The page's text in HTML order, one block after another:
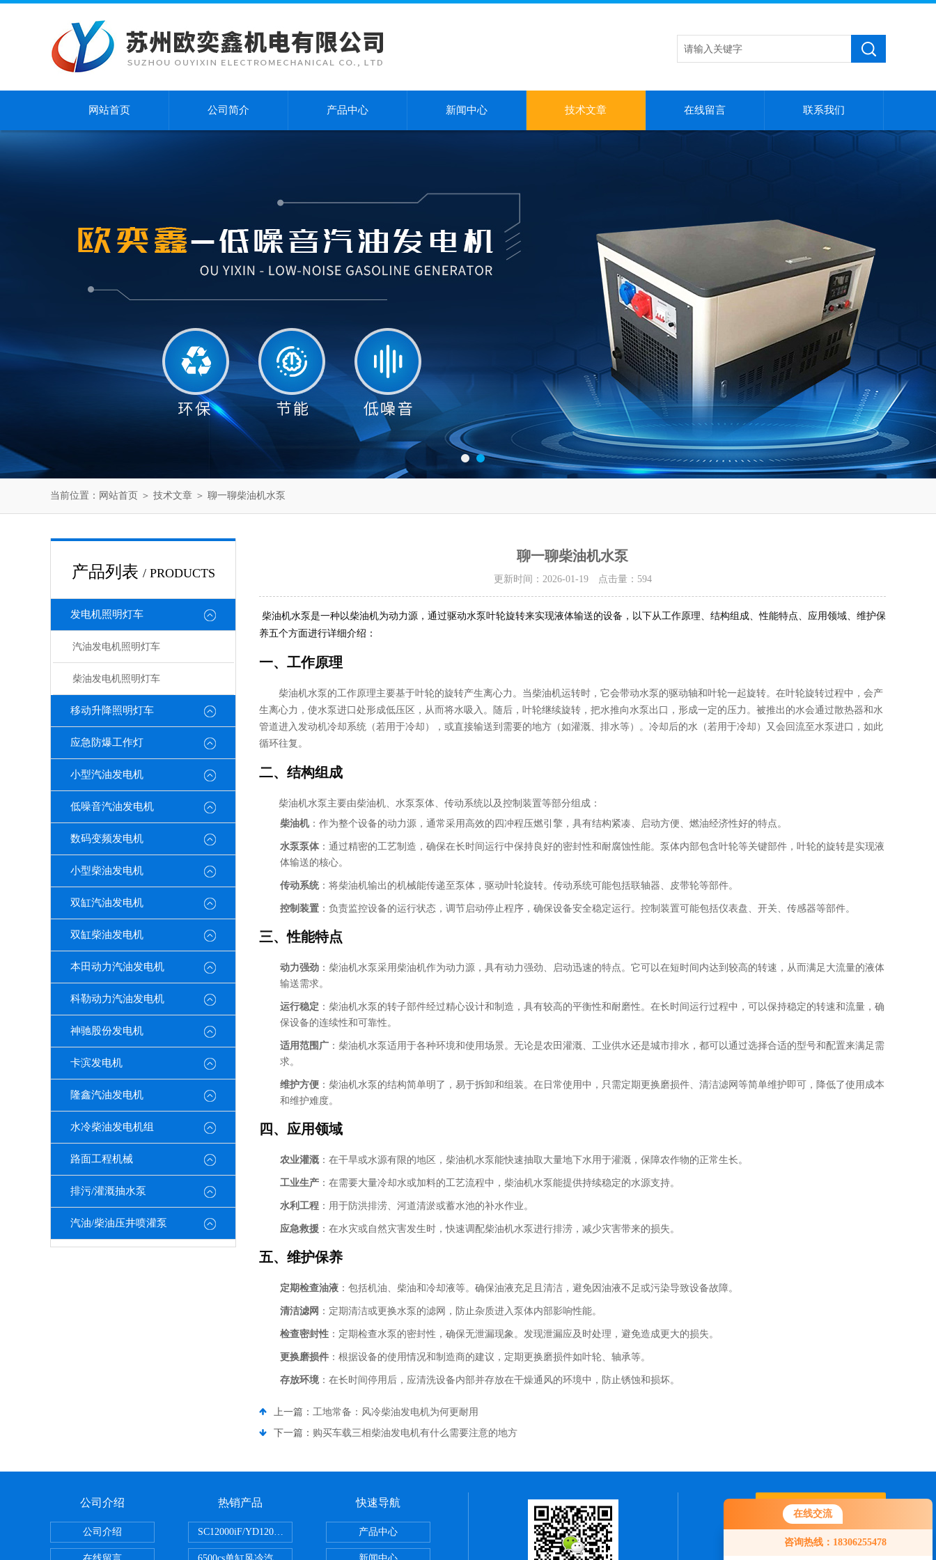
在线交流
咨询热线：18306255478
网站首页 公司简介 产品中心 新闻中心 技术文章 在线留言 联系我们
当前位置： 网站首页 ＞ 技术文章 ＞ 聊一聊柴油机水泵
产品列表 / PRODUCTS
发电机照明灯车
汽油发电机照明灯车
柴油发电机照明灯车
移动升降照明灯车
应急防爆工作灯
小型汽油发电机
低噪音汽油发电机
数码变频发电机
小型柴油发电机
双缸汽油发电机
双缸柴油发电机
本田动力汽油发电机
科勒动力汽油发电机
神驰股份发电机
卡滨发电机
隆鑫汽油发电机
水冷柴油发电机组
路面工程机械
排污/灌溉抽水泵
汽油/柴油压井喷灌泵
聊一聊柴油机水泵
更新时间：2026-01-19 点击量： 594
柴油机水泵是一种以柴油机为动力源，通过驱动水泵叶轮旋转来实现液体输送的设备，以下从工作原理、结构组成、性能特点、应用领域、维护保
养五个方面进行详细介绍：
一、工作原理
柴油机水泵的工作原理主要基于叶轮的旋转产生离心力。当柴油机运转时，它会带动水泵的驱动轴和叶轮一起旋转。在叶轮旋转过程中，会产
生离心力，使水泵进口处形成低压区，从而将水吸入。随后，叶轮继续旋转，把水推向水泵出口，形成一定的压力。被推出的水会通过散热器和水
管道进入发动机冷却系统（若用于冷却），或直接输送到需要的地方（如灌溉、排水等）。冷却后的水（若用于冷却）又会回流至水泵进口，如此
循环往复。
二、结构组成
柴油机水泵主要由柴油机、水泵泵体、传动系统以及控制装置等部分组成：
柴油机：作为整个设备的动力源，通常采用高效的四冲程压燃引擎，具有结构紧凑、启动方便、燃油经济性好的特点。
水泵泵体：通过精密的工艺制造，确保在长时间运行中保持良好的密封性和耐腐蚀性能。泵体内部包含叶轮等关键部件，叶轮的旋转是实现液
体输送的核心。
传动系统：将柴油机输出的机械能传递至泵体，驱动叶轮旋转。传动系统可能包括联轴器、皮带轮等部件。
控制装置 ：负责监控设备的运行状态，调节启动停止程序，确保设备安全稳定运行。控制装置可能包括仪表盘、开关、传感器等部件。
三、性能特点
动力强劲 ：柴油机水泵采用柴油机作为动力源，具有动力强劲、启动迅速的特点。它可以在短时间内达到较高的转速，从而满足大流量的液体
输送需求。
运行稳定 ：柴油机水泵的转子部件经过精心设计和制造，具有较高的平衡性和耐磨性。在长时间运行过程中，可以保持稳定的转速和流量，确
保设备的连续性和可靠性。
适用范围广 ：柴油机水泵适用于各种环境和使用场景。无论是农田灌溉、工业供水还是城市排水，都可以通过选择合适的型号和配置来满足需
求。
维护方便 ：柴油机水泵的结构简单明了，易于拆卸和组装。在日常使用中，只需定期更换磨损件、清洁滤网等简单维护即可，降低了使用成本
和维护难度。
四、应用领域
农业灌溉：在干旱或水源有限的地区，柴油机水泵能快速抽取大量地下水用于灌溉，保障农作物的正常生长。
工业生产 ：在需要大量冷却水或加料的工艺流程中，柴油机水泵能提供持续稳定的水源支持。
水利工程 ：用于防洪排涝、河道清淤或蓄水池的补水作业。
应急救援 ：在水灾或自然灾害发生时，快速调配柴油机水泵进行排涝，减少灾害带来的损失。
五、维护保养
定期检查油液 ：包括机油、柴油和冷却液等。确保油液充足且清洁，避免因油液不足或污染导致设备故障。
清洁滤网 ：定期清洁或更换水泵的滤网，防止杂质进入泵体内部影响性能。
检查密封性 ：定期检查水泵的密封性，确保无泄漏现象。发现泄漏应及时处理，避免造成更大的损失。
更换磨损件 ：根据设备的使用情况和制造商的建议，定期更换磨损件如叶轮、轴承等。
存放环境 ：在长时间停用后，应清洗设备内部并存放在干燥通风的环境中，防止锈蚀和损坏。
上一篇： 工地常备：风冷柴油发电机为何更耐用
下一篇： 购买车载三相柴油发电机有什么需要注意的地方
公司介绍
公司介绍
热销产品
SC12000iF/YD12000大疆T30用汽油发电机9KW价格经济实惠
快速导航
产品中心
联系我们
24小时热线：